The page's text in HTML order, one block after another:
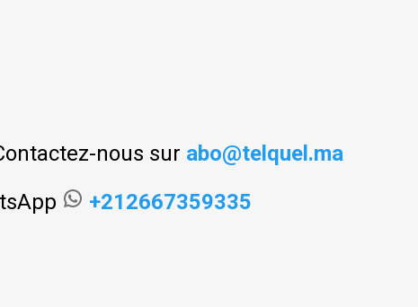
nous sur abo@telquel.ma
+212667359335